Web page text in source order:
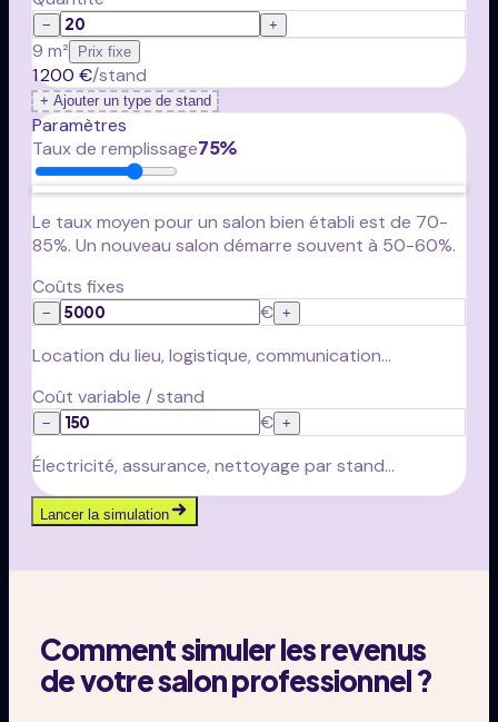
− +
9 m² Prix fixe
1 200 €/stand
+ Ajouter un type de stand
Paramètres
Taux de remplissage75%
Le taux moyen pour un salon bien établi est de 70-
85%. Un nouveau salon démarre souvent à 50-60%.
Coûts fixes
− € +
Location du lieu, logistique, communication...
Coût variable / stand
− € +
Électricité, assurance, nettoyage par stand...
Lancer la simulation
Comment simuler les revenus
de votre salon professionnel ?